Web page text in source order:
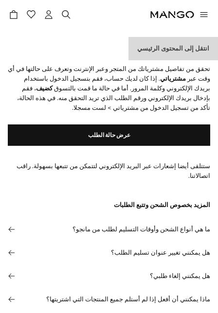
انتقل إلى المحتوى الرئيسي
أين هو طلبي؟
تحقق من تفاصيل مشترياتك من المتجر وعبر الإنترنت وتعرف على حالتها في أي
وقت عبر مشترياتي. إذا كان لديك حساب، فقم بتسجيل الدخول باستخدام
بريدك الإلكتروني وكلمة المرور. أما في حالة ما قمت بالتسوقكضيف، فقم
بإدخال بريدك الإلكتروني ورقم الطلب الذي تريد التحقق منه. في هذه الحالة،
تأكد من تسجيل الدخول من مشترياتي > لست مسجلا.
عرض حالة الطلب
ستتلقى أيضا إشعارات عبر البريد الإلكتروني لتتمكن من تتبعها بسهولة. راقب
اتصالاتنا.
المزيد بخصوص الشحن وتتبع الطلبات
ما هي أنواع الشحن وأوقات التسليم لطلب من مانجو؟
هل يمكنني تغيير عنوان تسليم الطلب؟
هل يمكنني إلغاء طلبي؟
ماذا يمكنني أن أفعل إذا لم أستلم جميع المنتجات التي اشتريتها؟